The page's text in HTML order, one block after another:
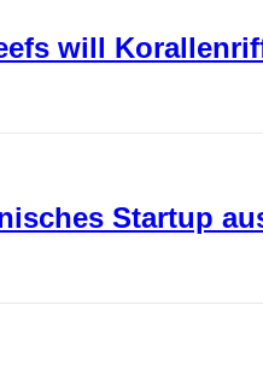
will
Startup